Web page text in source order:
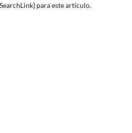
para este artículo.